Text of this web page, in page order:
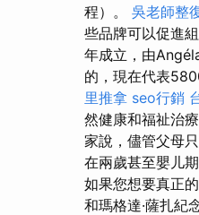
程）。 吳老師整
些品牌可以促進
年成立，由
的，現在代表
里推拿 seo行銷
然健康和福祉治
家說，儘管父母
在兩歲甚至嬰儿
如果您想要真正
和瑪格達·薩扎紀